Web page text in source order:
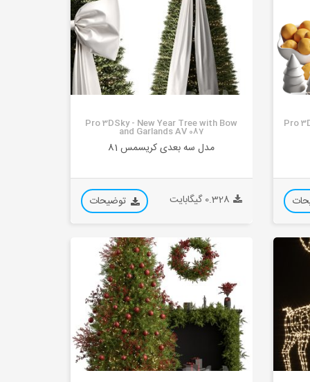
Pro
Pro 3DSky - New Year Tree with Bow
and Garlands AV 087
مدل سه بعدی کریسمس 81
0.328 گیگابایت توضیحات